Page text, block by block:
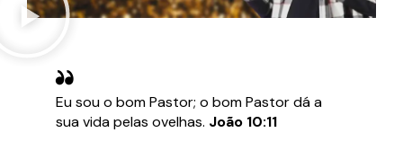
Eu sou o bom Pastor; o bom Pastor dá a
sua vida pelas ovelhas. João 10:11